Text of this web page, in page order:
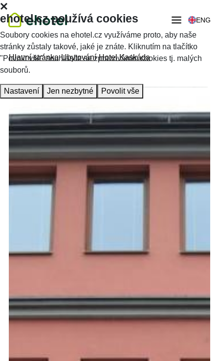
ENG
Hlavní stránka Ubytování Hotel Kaskáda
ehotel.cz používá cookies
Soubory cookies na ehotel.cz využíváme proto, aby naše
stránky zůstaly takové, jaké je znáte. Kliknutím na tlačítko
"Povolit vše" souhlasíte se zpracováním cookies tj. malých
souborů.
Nastavení Jen nezbytné Povolit vše